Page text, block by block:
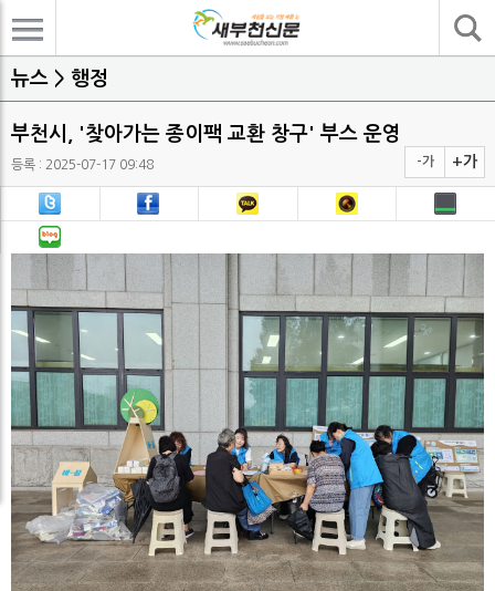
뉴스 > 행정
부천시, '찾아가는 종이팩 교환 창구' 부스 운영
등록 : 2025-07-17 09:48 -가 +가